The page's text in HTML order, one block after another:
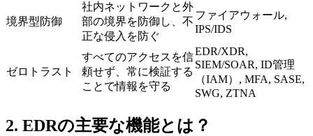
境界型防御
社内ネットワークと外
部の境界を防御し、不
正な侵入を防ぐ
ファイアウォール,
IPS/IDS
ゼロトラスト
すべてのアクセスを信
頼せず、常に検証する
ことで情報を守る
EDR/XDR,
SIEM/SOAR, ID管理
（IAM）, MFA, SASE,
SWG, ZTNA
2. EDRの主要な機能とは？